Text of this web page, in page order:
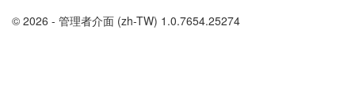
© 2026 - 管理者介面 (zh-TW) 1.0.7654.25274